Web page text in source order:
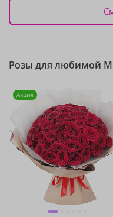
Розы для любимой
Акция